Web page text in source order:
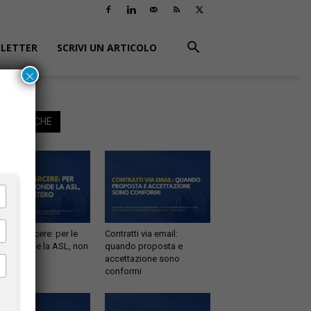
SCRIVI UN ARTICOLO
ANCHE
in carcere: per le
risponde la ASL, non
Contratti via email:
quando proposta e
accettazione sono
conformi
×